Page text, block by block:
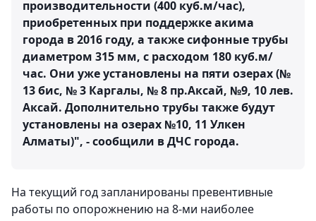
производительности (400 куб.м/час),
приобретенных при поддержке акима
города в 2016 году, а также сифонные трубы
диаметром 315 мм, с расходом 180 куб.м/
час. Они уже установлены на пяти озерах (№
13 бис, № 3 Каргалы, № 8 пр.Аксай, №9, 10 лев.
Аксай. Дополнительно трубы также будут
установлены на озерах №10, 11 Улкен
Алматы)", - сообщили в ДЧС города.
На текущий год запланированы превентивные
работы по опорожнению на 8-ми наиболее